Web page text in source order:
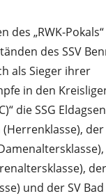
des „RWK-
des SSV
als Sieger ihrer
in den
die SSG
(Herrenklasse), der
und der SV